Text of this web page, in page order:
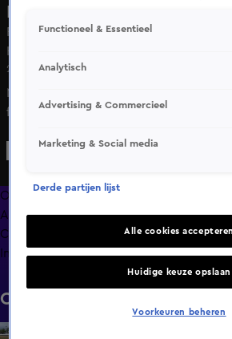
Rutte opent public forum van NAVO-
Haag
24 juni 2025, 12:00
NAVO-topman Mark Rutte heeft het
forum van de NAVO-top in Den Haag
trots te zijn dat de top in zijn
Overzicht
Afleveringen
Clips
Info
Clips
1:54
Functioneel & Essentieel
Analytisch
Advertising & Commercieel
Marketing & Social media
Derde partijen lijst
Alle cookies accepteren
Huidige keuze opslaan
Voorkeuren beheren